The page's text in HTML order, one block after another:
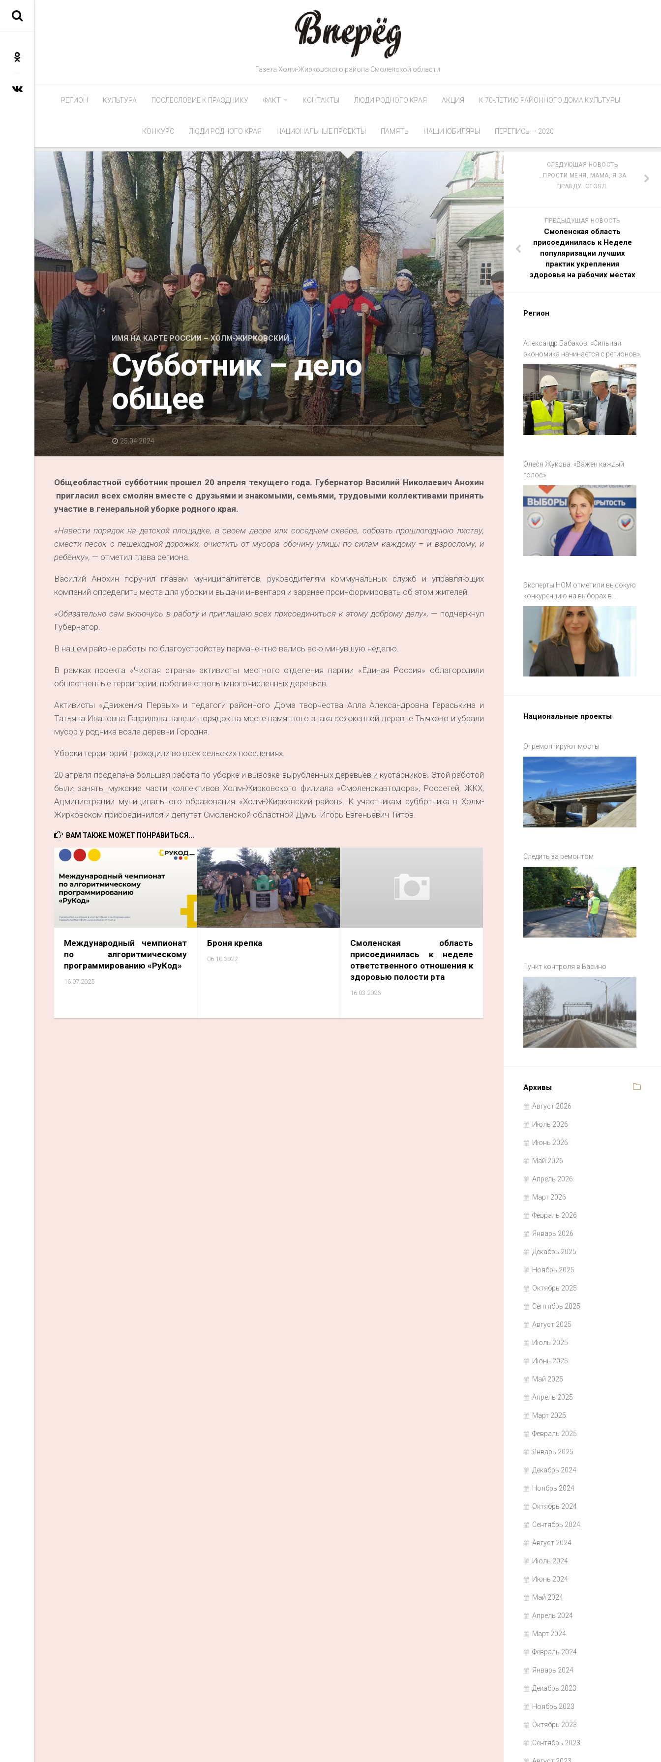
Газета Холм-Жирковского района Смоленской области
РЕГИОН КУЛЬТУРА ПОСЛЕСЛОВИЕ К ПРАЗДНИКУ ФАКТ КОНТАКТЫ ЛЮДИ РОДНОГО КРАЯ АКЦИЯ К 70-ЛЕТИЮ РАЙОННОГО ДОМА КУЛЬТУРЫ
КОНКУРС ЛЮДИ РОДНОГО КРАЯ НАЦИОНАЛЬНЫЕ ПРОЕКТЫ ПАМЯТЬ НАШИ ЮБИЛЯРЫ ПЕРЕПИСЬ — 2020
ИМЯ НА КАРТЕ РОССИИ – ХОЛМ-ЖИРКОВСКИЙ
Субботник – дело
общее
25.04.2024
Общеобластной субботник прошел 20 апреля текущего года. Губернатор Василий Николаевич Анохин
пригласил всех смолян вместе с друзьями и знакомыми, семьями, трудовыми коллективами принять
участие в генеральной уборке родного края.
«Навести порядок на детской площадке, в своем дворе или соседнем сквере, собрать прошлогоднюю листву,
смести песок с пешеходной дорожки, очистить от мусора обочину улицы по силам каждому – и взрослому, и
ребёнку», — отметил глава региона.
Василий Анохин поручил главам муниципалитетов, руководителям коммунальных служб и управляющих
компаний определить места для уборки и выдачи инвентаря и заранее проинформировать об этом жителей.
«Обязательно сам включусь в работу и приглашаю всех присоединиться к этому доброму делу», — подчеркнул
Губернатор.
В нашем районе работы по благоустройству перманентно велись всю минувшую неделю.
В рамках проекта «Чистая страна» активисты местного отделения партии «Единая Россия» облагородили
общественные территории, побелив стволы многочисленных деревьев.
Активисты «Движения Первых» и педагоги районного Дома творчества Алла Александровна Гераськина и
Татьяна Ивановна Гаврилова навели порядок на месте памятного знака сожженной деревне Тычково и убрали
мусор у родника возле деревни Городня.
Уборки территорий проходили во всех сельских поселениях.
20 апреля проделана большая работа по уборке и вывозке вырубленных деревьев и кустарников. Этой работой
были заняты мужские части коллективов Холм-Жирковского филиала «Смоленскавтодора», Россетей, ЖКХ,
Администрации муниципального образования «Холм-Жирковский район». К участникам субботника в Холм-
Жирковском присоединился и депутат Смоленской областной Думы Игорь Евгеньевич Титов.
ВАМ ТАКЖЕ МОЖЕТ ПОНРАВИТЬСЯ...
Международный чемпионат
по алгоритмическому
программированию «РуКод»
16.07.2025
Броня крепка
06.10.2022
Смоленская область
присоединилась к неделе
ответственного отношения к
здоровью полости рта
16.03.2026
СЛЕДУЮЩАЯ НОВОСТЬ
…ПРОСТИ МЕНЯ, МАМА, Я ЗА
ПРАВДУ СТОЯЛ.
ПРЕДЫДУЩАЯ НОВОСТЬ
Смоленская область
присоединилась к Неделе
популяризации лучших
практик укрепления
здоровья на рабочих местах
Регион
Александр Бабаков: «Сильная
экономика начинается с регионов».
Олеся Жукова: «Важен каждый
голос»
Эксперты НОМ отметили высокую
конкуренцию на выборах в
Смоленской области
Национальные проекты
Отремонтируют мосты
Следить за ремонтом
Пункт контроля в Васино
Архивы
Август 2026
Июль 2026
Июнь 2026
Май 2026
Апрель 2026
Март 2026
Февраль 2026
Январь 2026
Декабрь 2025
Ноябрь 2025
Октябрь 2025
Сентябрь 2025
Август 2025
Июль 2025
Июнь 2025
Май 2025
Апрель 2025
Март 2025
Февраль 2025
Январь 2025
Декабрь 2024
Ноябрь 2024
Октябрь 2024
Сентябрь 2024
Август 2024
Июль 2024
Июнь 2024
Май 2024
Апрель 2024
Март 2024
Февраль 2024
Январь 2024
Декабрь 2023
Ноябрь 2023
Октябрь 2023
Сентябрь 2023